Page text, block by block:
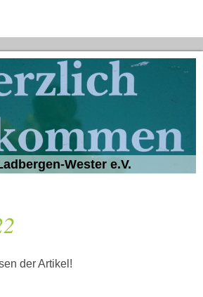
Wester e.V.
der Artikel!